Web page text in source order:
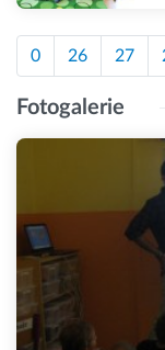
0 26 27
Fotogalerie